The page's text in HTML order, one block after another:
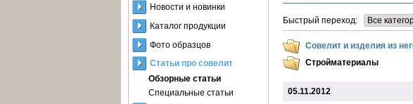
Новости и новинки
Каталог продукции
Фото образцов
Статьи про совелит
Обзорные статьи
Специальные статьи
Быстрый переход:
Совелит и изделия из
Стройматериалы
05.11.2012